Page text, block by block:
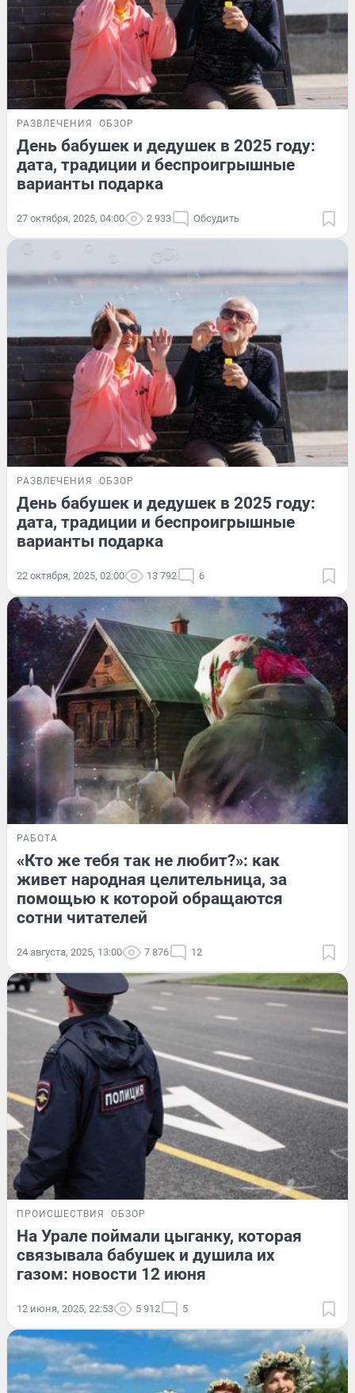
РАЗВЛЕЧЕНИЯ ОБЗОР
День бабушек и дедушек в 2025 году:
дата, традиции и беспроигрышные
варианты подарка
27 октября, 2025, 04:00 2 933 Обсудить
РАЗВЛЕЧЕНИЯ ОБЗОР
День бабушек и дедушек в 2025 году:
дата, традиции и беспроигрышные
варианты подарка
22 октября, 2025, 02:00 13 792 6
РАБОТА
«Кто же тебя так не любит?»: как
живет народная целительница, за
помощью к которой обращаются
сотни читателей
24 августа, 2025, 13:00 7 876 12
ПРОИСШЕСТВИЯ ОБЗОР
На Урале поймали цыганку, которая
связывала бабушек и душила их
газом: новости 12 июня
12 июня, 2025, 22:53 5 912 5